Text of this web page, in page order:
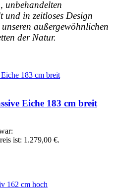
unbehandelten
und in zeitloses Design
außergewöhnlichen
der Natur.
Eiche 183 cm breit
ist: 1.279,00 €.